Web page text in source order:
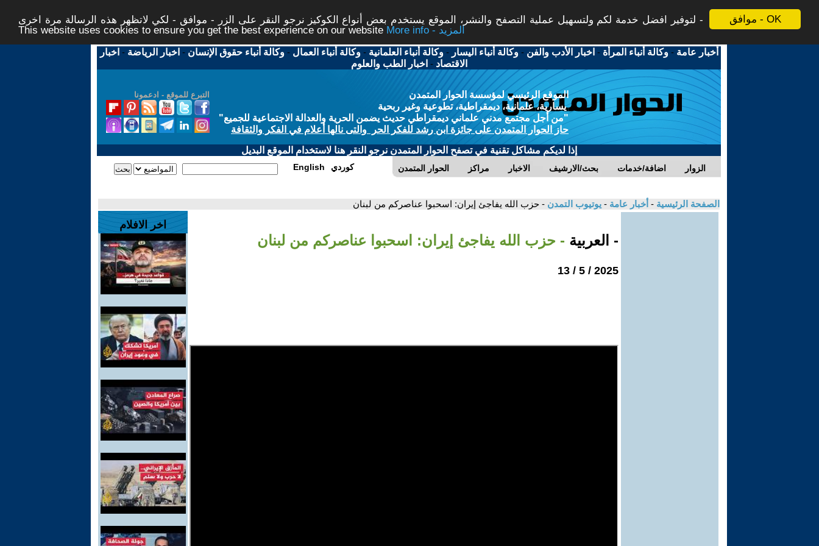
موافق - OK
لتوفير افضل خدمة لكم ولتسهيل عملية التصفح والنشر، الموقع يستخدم بعض أنواع الكوكيز نرجو النقر على الزر - موافق - لكي لاتظهر هذه الرسالة مرة اخرى -
This website uses cookies to ensure you get the best experience on our website
More info - المزيد
أخبار عامة -وكالة أنباء المرأة - اخبار الأدب والفن -وكالة أنباء اليسار -وكالة أنباء العلمانية -وكالة أنباء العمال -وكالة أنباء حقوق الإنسان - اخبار الرياضة - اخبار
الاقتصاد - اخبار الطب والعلوم
التبرع للموقع - ادعمونا
الموقع الرئيسي لمؤسسة الحوار المتمدن
يسارية، علمانية، ديمقراطية، تطوعية وغير ربحية
"من أجل مجتمع مدني علماني ديمقراطي حديث يضمن الحرية والعدالة الاجتماعية للجميع"
حاز الحوار المتمدن على جائزة ابن رشد للفكر الحر والتى نالها أعلام في الفكر والثقافة
إذا لديكم مشاكل تقنية في تصفح الحوار المتمدن نرجو النقر هنا لاستخدام الموقع البديل
الحوار المتمدن مراكز الاخبار بحث/الارشيف اضافة/خدمات الزوار English كوردي
الصفحة الرئيسية - أخبار عامة - يوتيوب التمدن - حزب الله يفاجئ إيران: اسحبوا عناصركم من لبنان
- العربية - حزب الله يفاجئ إيران: اسحبوا عناصركم من لبنان
2025 / 5 / 13
اخر الافلام